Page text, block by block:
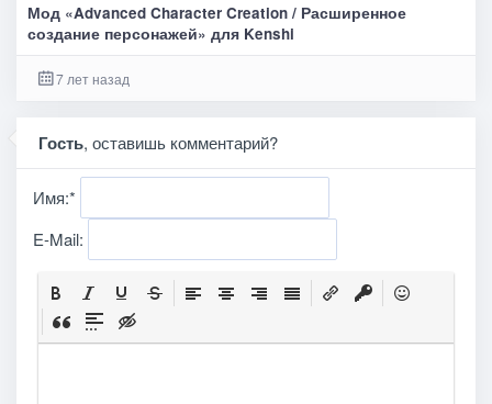
Мод «Advanced Character Creation / Расширенное
создание персонажей» для Kenshi
7 лет назад
Гость, оставишь комментарий?
Имя:*
E-Mail: